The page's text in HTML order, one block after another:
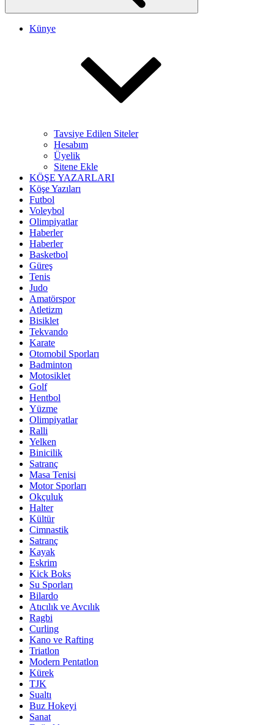
Künye
Tavsiye Edilen Siteler
Hesabım
Üyelik
Sitene Ekle
KÖŞE YAZARLARI
Köşe Yazıları
Futbol
Voleybol
Olimpiyatlar
Haberler
Haberler
Basketbol
Güreş
Tenis
Judo
Amatörspor
Atletizm
Bisiklet
Tekvando
Karate
Otomobil Sporları
Badminton
Motosiklet
Golf
Hentbol
Yüzme
Olimpiyatlar
Ralli
Yelken
Binicilik
Satranç
Masa Tenisi
Motor Sporları
Okçuluk
Halter
Kültür
Cimnastik
Satranç
Kayak
Eskrim
Kick Boks
Su Sporları
Bilardo
Atıcılık ve Avcılık
Ragbi
Curling
Kano ve Rafting
Triatlon
Modern Pentatlon
Kürek
TJK
Sualtı
Buz Hokeyi
Sanat